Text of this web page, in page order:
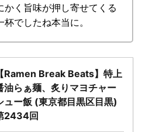
く旨味が押し寄せてくる
でしたね本当に。
【Ramen Break Beats】特上
油らぁ麺、炙りマヨチャー
ュー飯 (東京都目黒区目黒)
2434回